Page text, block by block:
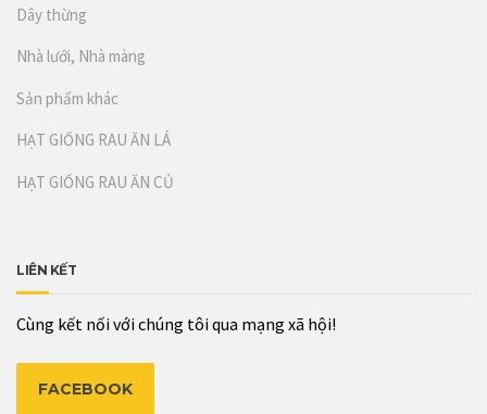
Dây thừng
Nhà lưới, Nhà màng
Sản phẩm khác
HẠT GIỐNG RAU ĂN LÁ
HẠT GIỐNG RAU ĂN CỦ
LIÊN KẾT
Cùng kết nối với chúng tôi qua mạng xã hội!
FACEBOOK